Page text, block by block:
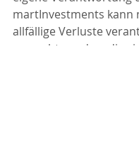
martInvestments kann
allfällige Verluste
gemacht werden, die